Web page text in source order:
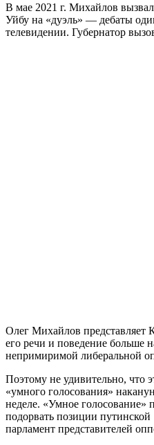
В мае 2021 г. Михайлов
Уйбу на «дуэль» — дебаты
телевидении. Губернатор
Олег Михайлов
его речи и поведение больше
непримиримой либеральной
Поэтому не удивительно, что
«умного голосования»
неделе. «Умное голосование»
подорвать позиции
парламент представителей